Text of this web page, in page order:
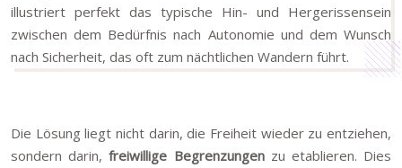
illustriert perfekt das typische Hin- und Hergerissensein
zwischen dem Bedürfnis nach Autonomie und dem Wunsch
nach Sicherheit, das oft zum nächtlichen Wandern führt.
Die Lösung liegt nicht darin, die Freiheit wieder zu entziehen,
sondern darin,freiwillige Begrenzungenzu etablieren. Dies